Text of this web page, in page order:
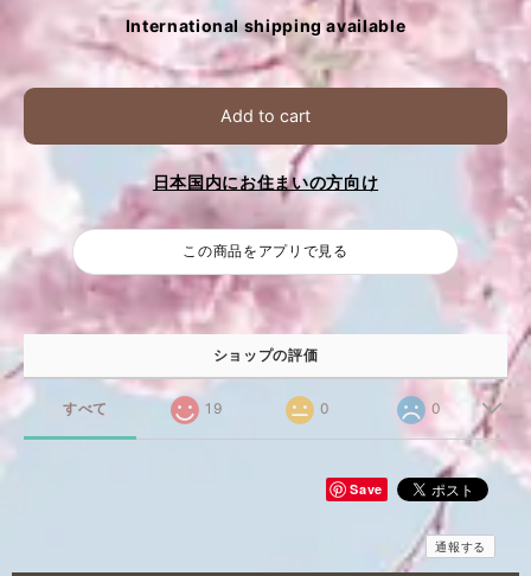
International shipping available
Add to cart
日本国内にお住まいの方向け
この商品をアプリで見る
ショップの評価
すべて 19 0 0
Save
通報する